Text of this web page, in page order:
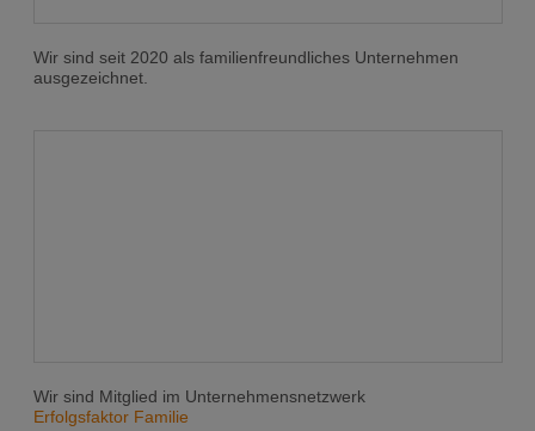
Wir sind seit 2020 als familienfreundliches Unternehmen
ausgezeichnet.
Wir sind Mitglied im Unternehmensnetzwerk
Erfolgsfaktor Familie